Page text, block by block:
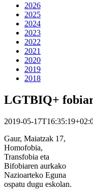
2026
2025
2024
2023
2022
2021
2020
2019
2018
LGTBIQ+
2019-05-
Gaur, Maiatzak 17,
Homofobia,
Transfobia eta
Bifobiaren aurkako
Nazioarteko Eguna
ospatu dugu eskolan.